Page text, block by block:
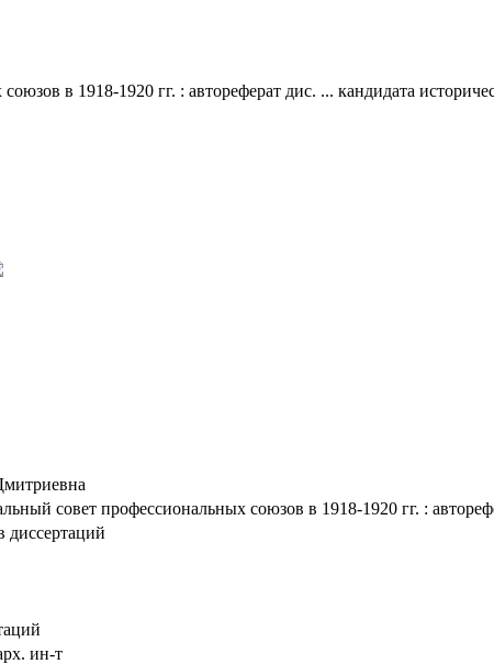
в 1918-1920 гг. : автореферат дис. ... кандидата
совет профессиональных союзов в 1918-1920 гг. :
диссертаций
ин-т